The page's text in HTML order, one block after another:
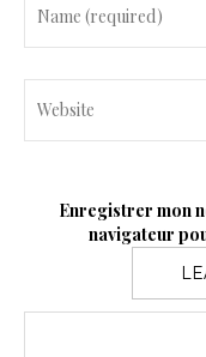
Enregistrer mon
navigateur